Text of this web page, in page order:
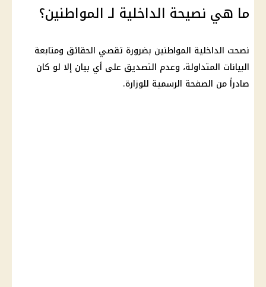
ما هي نصيحة الداخلية لـ المواطنين؟
نصحت الداخلية المواطنين بضرورة تقصي الحقائق ومتابعة
البيانات المتداولة، وعدم التصديق على أي بيان إلا لو كان
صادراً من الصفحة الرسمية للوزارة.